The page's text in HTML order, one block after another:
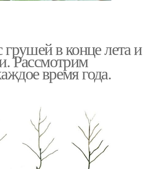
грушей в конце лета и
Рассмотрим
время года.